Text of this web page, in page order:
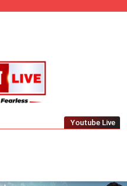
– Jharkhand's Leading Local
Youtube Live